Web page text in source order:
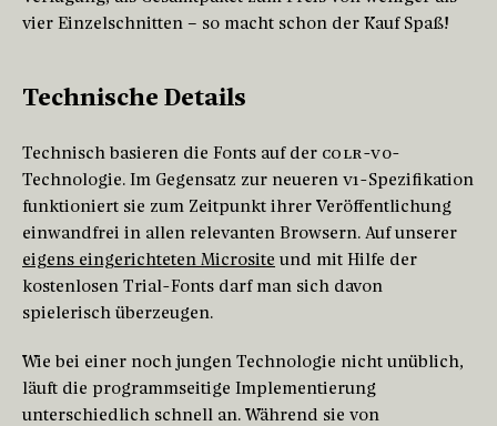
vier Einzelschnitten – so macht schon der Kauf Spaß!
Technische Details
Technisch basieren die Fonts auf der COLR-V0-
Technologie. Im Gegensatz zur neueren V1-Spezifikation
funktioniert sie zum Zeitpunkt ihrer Veröffentlichung
einwandfrei in allen relevanten Browsern. Auf unserer
eigens eingerichteten Microsite und mit Hilfe der
kostenlosen Trial-Fonts darf man sich davon
spielerisch überzeugen.
Wie bei einer noch jungen Technologie nicht unüblich,
läuft die programmseitige Implementierung
unterschiedlich schnell an. Während sie von